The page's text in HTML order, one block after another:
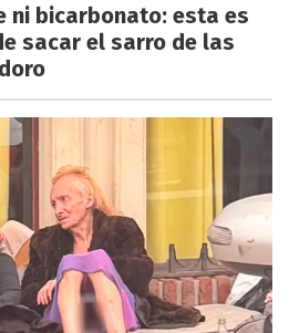
ni bicarbonato: esta es
sacar el sarro de las